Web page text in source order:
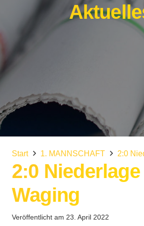
Start 1. MANNSCHAFT 2:0
2:0 Niederlage
Waging
Veröffentlicht am 23. April 2022